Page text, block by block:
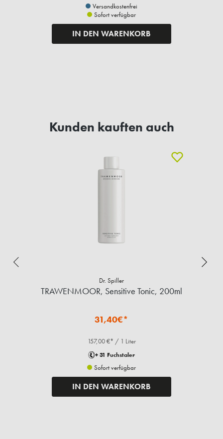
Versandkostenfrei
Sofort verfügbar
IN DEN WARENKORB
Kunden kauften auch
Dr. Spiller
TRAWENMOOR, Sensitive Tonic, 200ml
31,40€*
157,00 €* / 1 Liter
+ 31 Fuchstaler
Sofort verfügbar
IN DEN WARENKORB